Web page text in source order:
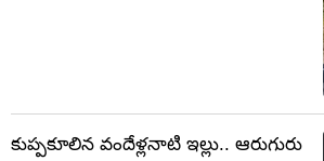
కుప్పకూలిన వందేళ్లనాటి ఇల్లు.. ఆరుగురు